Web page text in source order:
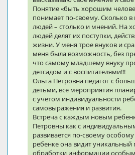
Понятие «быть хорошим
понимает по-своему. Сколько в
людей – столько и мнений. На
людей делят их поступки,
жизни. У меня трое внуков и
меня была возможность, без
что самому младшему внуку
детсадом и с воспитателями!!!
Ольга Петровна педагог с
детьми, все мероприятия
с учетом индивидуальности
самовыражения и развития.
Встреча с каждым новым
Петровны как с
развивается по-своему
ребенке она видит уникальный